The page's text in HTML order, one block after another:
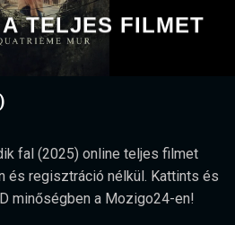
Video
TELJES FILMET
fal (2025) online teljes filmet
és regisztráció nélkül. Kattints és
minőségben a Mozigo24-en!